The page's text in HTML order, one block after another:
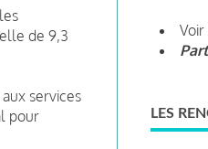
de 9,3
services
pour
LES